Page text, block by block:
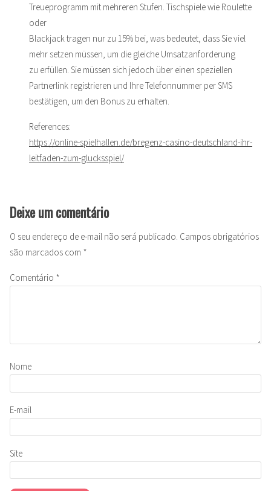
Treueprogramm mit mehreren Stufen. Tischspiele wie Roulette
oder
Blackjack tragen nur zu 15% bei, was bedeutet, dass Sie viel
mehr setzen müssen, um die gleiche Umsatzanforderung
zu erfüllen. Sie müssen sich jedoch über einen speziellen
Partnerlink registrieren und Ihre Telefonnummer per SMS
bestätigen, um den Bonus zu erhalten.
References:
https://online-spielhallen.de/bregenz-casino-deutschland-ihr-
leitfaden-zum-glucksspiel/
Deixe um comentário
O seu endereço de e-mail não será publicado. Campos obrigatórios
são marcados com *
Comentário *
Nome
E-mail
Site